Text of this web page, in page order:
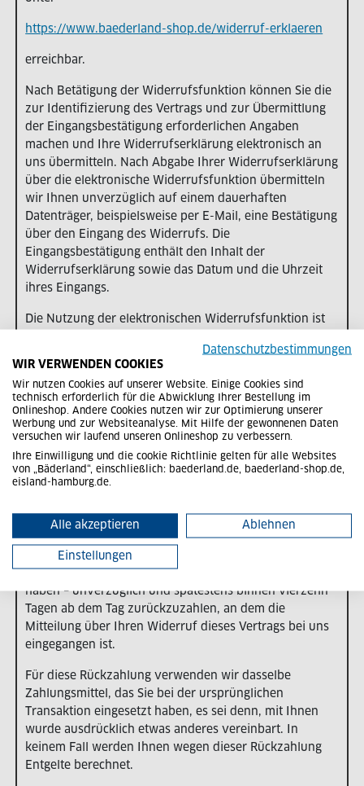
https://www.baederland-shop.de/widerruf-erklaeren
erreichbar.
Nach Betätigung der Widerrufsfunktion können Sie die
zur Identifizierung des Vertrags und zur Übermittlung
der Eingangsbestätigung erforderlichen Angaben
machen und Ihre Widerrufserklärung elektronisch an
uns übermitteln. Nach Abgabe Ihrer Widerrufserklärung
über die elektronische Widerrufsfunktion übermitteln
wir Ihnen unverzüglich auf einem dauerhaften
Datenträger, beispielsweise per E-Mail, eine Bestätigung
über den Eingang des Widerrufs. Die
Eingangsbestätigung enthält den Inhalt der
Widerrufserklärung sowie das Datum und die Uhrzeit
ihres Eingangs.
Die Nutzung der elektronischen Widerrufsfunktion ist
durch eine andere eindeutige Erklärung ausüben.
Zur Wahrung der Widerrufsfrist reicht es aus, dass Sie
die Mitteilung über die Ausübung des Widerrufsrechts
vor Ablauf der Widerrufsfrist absenden.
Folgen des Widerrufs
Wenn Sie diesen Vertrag widerrufen, haben wir Ihnen
einschließlich der Lieferkosten – mit Ausnahme der
zusätzlichen Kosten, die sich daraus ergeben, dass Sie
eine andere Art der Lieferung als die von uns
angebotene günstigste Standardlieferung gewählt
haben – unverzüglich und spätestens binnen vierzehn
Tagen ab dem Tag zurückzuzahlen, an dem die
Mitteilung über Ihren Widerruf dieses Vertrags bei uns
eingegangen ist.
Für diese Rückzahlung verwenden wir dasselbe
Zahlungsmittel, das Sie bei der ursprünglichen
Transaktion eingesetzt haben, es sei denn, mit Ihnen
wurde ausdrücklich etwas anderes vereinbart. In
keinem Fall werden Ihnen wegen dieser Rückzahlung
Entgelte berechnet.
Datenschutzbestimmungen
WIR VERWENDEN COOKIES
Wir nutzen Cookies auf unserer Website. Einige Cookies sind
technisch erforderlich für die Abwicklung Ihrer Bestellung im
Onlineshop. Andere Cookies nutzen wir zur Optimierung unserer
Werbung und zur Websiteanalyse. Mit Hilfe der gewonnenen Daten
versuchen wir laufend unseren Onlineshop zu verbessern.
Ihre Einwilligung und die cookie Richtlinie gelten für alle Websites
von „Bäderland“, einschließlich: baederland.de, baederland-shop.de,
eisland-hamburg.de.
Alle akzeptieren Ablehnen
Einstellungen